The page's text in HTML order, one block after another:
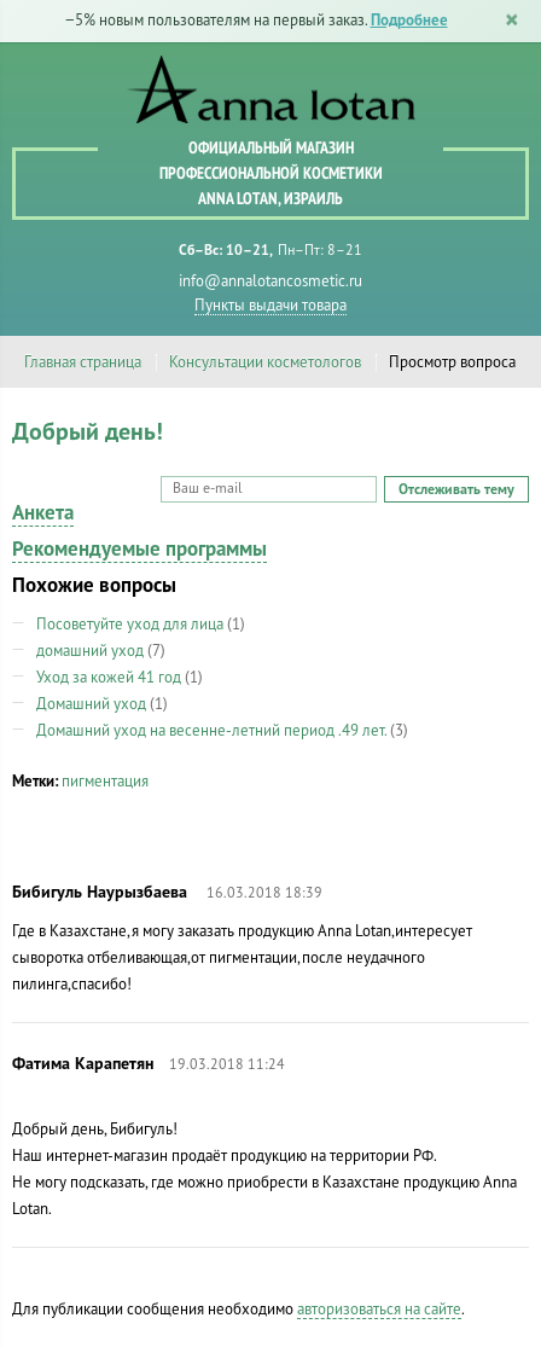
−5% новым пользователям на первый заказ. Подробнее
ОФИЦИАЛЬНЫЙ МАГАЗИН
ПРОФЕССИОНАЛЬНОЙ КОСМЕТИКИ
ANNA LOTAN, ИЗРАИЛЬ
Пн–Пт: 8–21
Сб–Вс: 10–21
info@annalotancosmetic.ru
Пункты выдачи товара
Главная страница Консультации косметологов Просмотр вопроса
Добрый день!
Отслеживать тему
Анкета
Рекомендуемые программы
Похожие вопросы
Посоветуйте уход для лица (1)
домашний уход (7)
Уход за кожей 41 год (1)
Домашний уход (1)
Домашний уход на весенне-летний период .49 лет. (3)
Метки: пигментация
16.03.2018 18:39
Где в Казахстане,я могу заказать продукцию Anna Lotan,интересует
сыворотка отбеливающая,от пигментации,после неудачного
пилинга,спасибо!
19.03.2018 11:24
Добрый день, Бибигуль!
Наш интернет-магазин продаёт продукцию на территории РФ.
Не могу подсказать, где можно приобрести в Казахстане продукцию Anna
Lotan.
Для публикации сообщения необходимо авторизоваться на сайте.